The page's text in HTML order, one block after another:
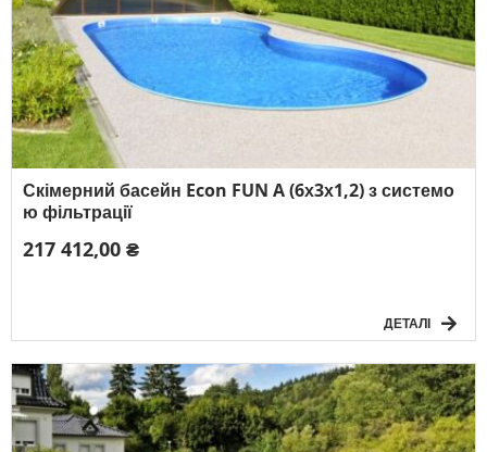
Скімерний басейн Econ FUN A (6х3х1,2) з системо
ю фільтрації
217 412,00 ₴
ДЕТАЛІ